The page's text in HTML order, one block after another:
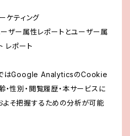
ティング
ー属性レポートとユーザー属
レポート
ではGoogle AnalyticsのCookie
・性別・閲覧履歴・本サービスに
そ把握するための分析が可能